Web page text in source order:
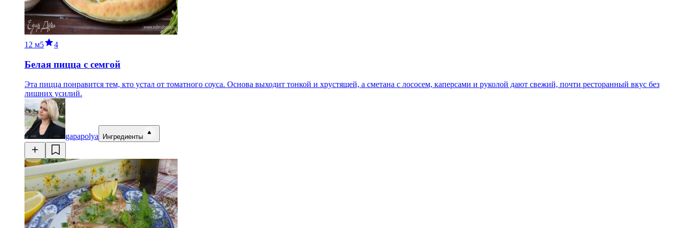
12 м5 4
Белая пицца с семгой
Эта пицца понравится тем, кто устал от томатного соуса. Основа выходит тонкой и хрустящей, а сметана с лососем, каперсами и руколой дают свежий, почти ресторанный вкус без
лишних усилий.
gapapolya Ингредиенты